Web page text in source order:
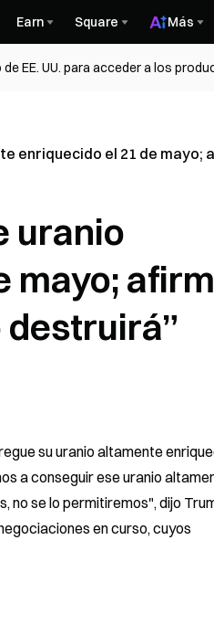
Earn Square Más
EE. UU. para acceder a los
el 21 de mayo;
uranio
mayo;
destruirá”
su uranio altamente
a conseguir ese uranio
no se lo permitiremos", dijo
en curso, cuyos